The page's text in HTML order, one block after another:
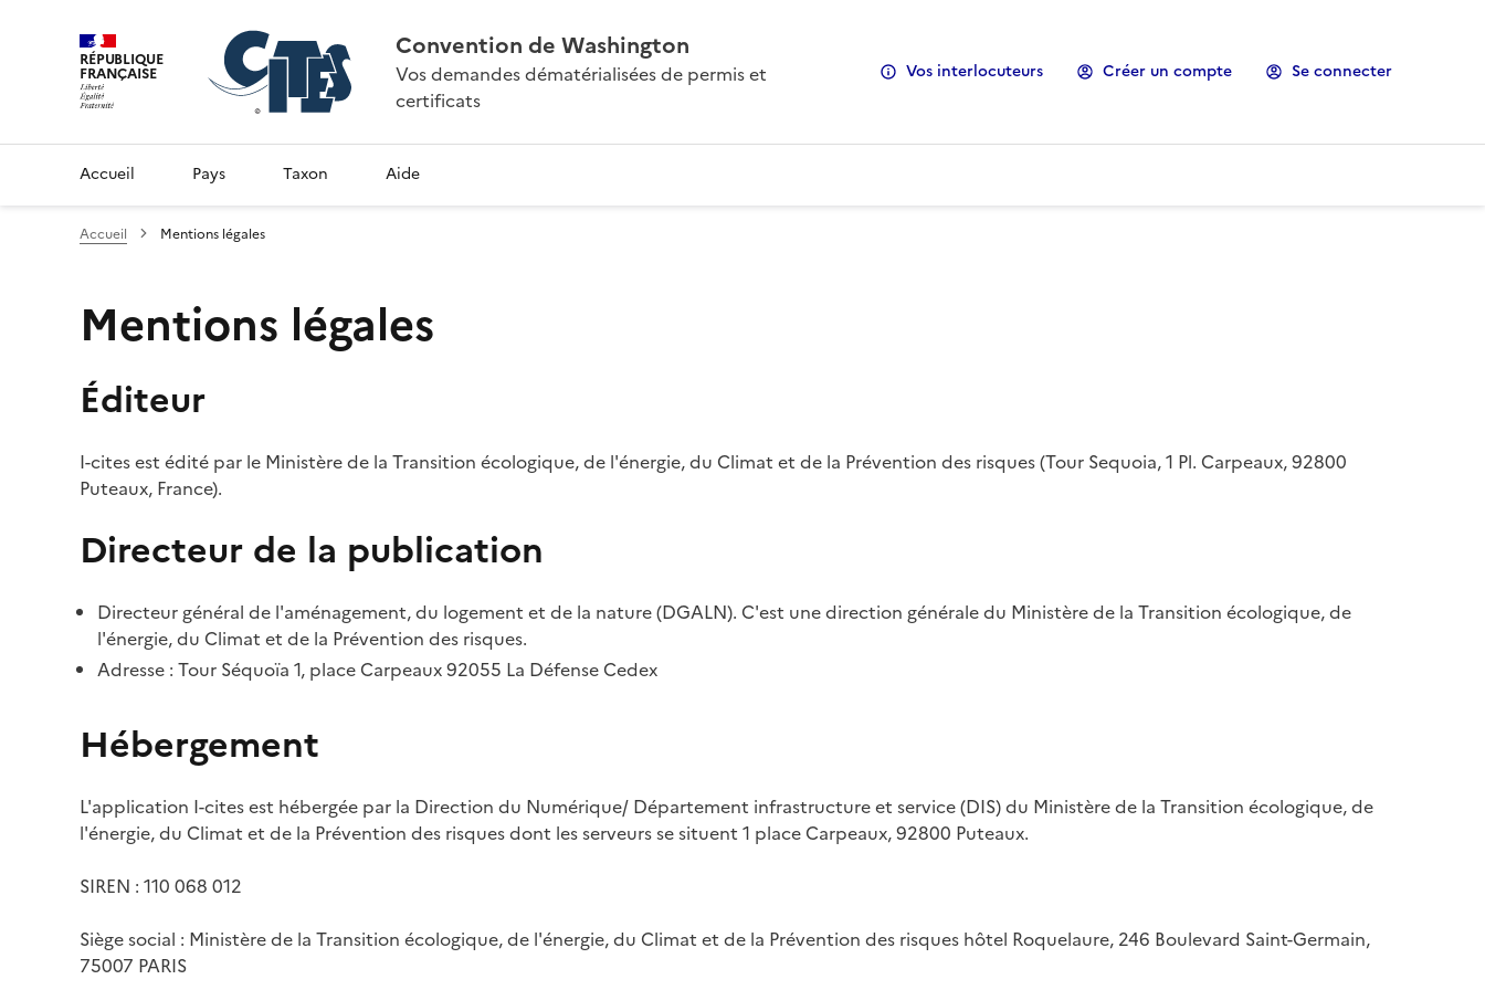
RÉPUBLIQUE
FRANÇAISE
Convention de Washington
Vos demandes dématérialisées de permis et
certificats
Vos interlocuteurs Créer un compte Se connecter
Accueil Pays Taxon Aide
Accueil Mentions légales
Mentions légales
Éditeur
I-cites est édité par le Ministère de la Transition écologique, de l'énergie, du Climat et de la Prévention des risques (Tour Sequoia, 1 Pl. Carpeaux, 92800
Puteaux, France).
Directeur de la publication
Directeur général de l'aménagement, du logement et de la nature (DGALN). C'est une direction générale du Ministère de la Transition écologique, de
l'énergie, du Climat et de la Prévention des risques.
Adresse : Tour Séquoïa 1, place Carpeaux 92055 La Défense Cedex
Hébergement
L'application I-cites est hébergée par la Direction du Numérique/ Département infrastructure et service (DIS) du Ministère de la Transition écologique, de
l'énergie, du Climat et de la Prévention des risques dont les serveurs se situent 1 place Carpeaux, 92800 Puteaux.
SIREN : 110 068 012
Siège social : Ministère de la Transition écologique, de l'énergie, du Climat et de la Prévention des risques hôtel Roquelaure, 246 Boulevard Saint-Germain,
75007 PARIS